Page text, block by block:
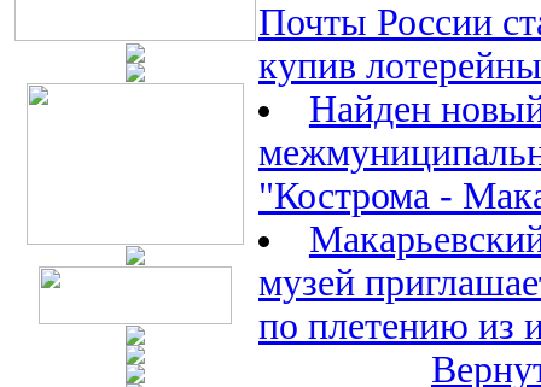
Почты России
купив
Найден
"Кострома -
музей
по плетению из